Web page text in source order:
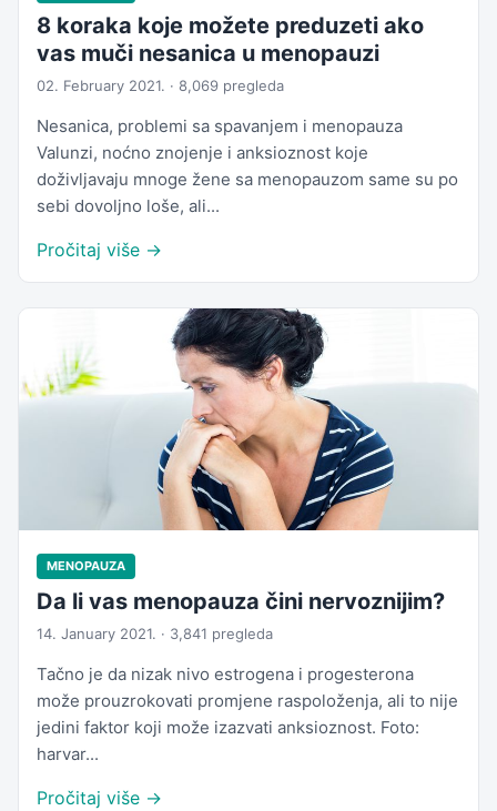
8 koraka koje možete preduzeti ako
vas muči nesanica u menopauzi
02. February 2021. · 8,069 pregleda
Nesanica, problemi sa spavanjem i menopauza
Valunzi, noćno znojenje i anksioznost koje
doživljavaju mnoge žene sa menopauzom same su po
sebi dovoljno loše, ali...
Pročitaj više →
MENOPAUZA
Da li vas menopauza čini nervoznijim?
14. January 2021. · 3,841 pregleda
Tačno je da nizak nivo estrogena i progesterona
može prouzrokovati promjene raspoloženja, ali to nije
jedini faktor koji može izazvati anksioznost. Foto:
harvar...
Pročitaj više →